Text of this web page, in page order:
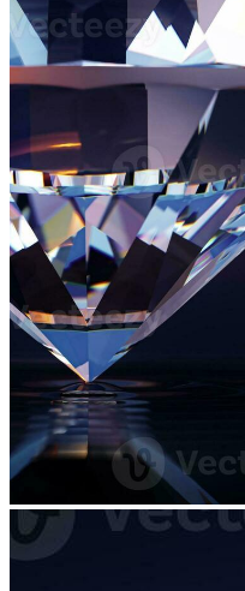
Vettori
Videos
Motion graphics
Immagini Editoriali
Eventi Editoriali